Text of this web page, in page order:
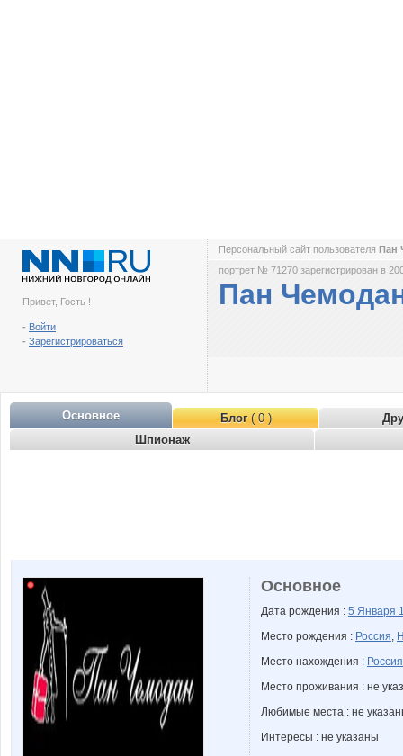
Привет, Гость !
- Войти
- Зарегистрироваться
Персональный сайт пользователя Пан
портрет № 71270 зарегистрирован в
Пан
Основное Блог( 0 )
Шпионаж
Основное
Дата рождения : 5 Января
Место рождения : Россия,
Место нахождения : Россия
Место проживания : не
Любимые места : не
Интересы : не указаны